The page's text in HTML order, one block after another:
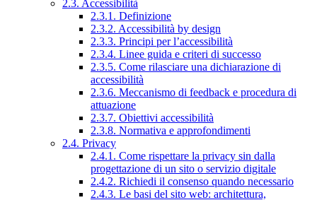
2.3. Accessibilità
2.3.1. Definizione
2.3.2. Accessibilità by design
2.3.3. Principi per l’accessibilità
2.3.4. Linee guida e criteri di successo
2.3.5. Come rilasciare una dichiarazione di
accessibilità
2.3.6. Meccanismo di feedback e procedura di
attuazione
2.3.7. Obiettivi accessibilità
2.3.8. Normativa e approfondimenti
2.4. Privacy
2.4.1. Come rispettare la privacy sin dalla
progettazione di un sito o servizio digitale
2.4.2. Richiedi il consenso quando necessario
2.4.3. Le basi del sito web: architettura,